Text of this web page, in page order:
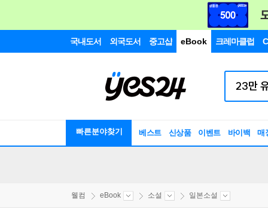
국내도서 외국도서 중고샵 eBook 크레마클럽
빠른분야찾기 베스트 신상품 이벤트 바이백 매
웰컴 eBook 소설 일본소설